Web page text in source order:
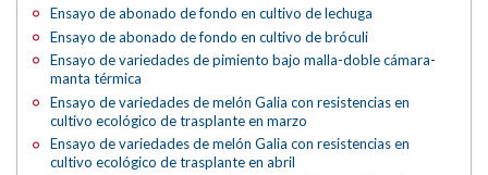
Ensayo de abonado de fondo en cultivo de lechuga
Ensayo de abonado de fondo en cultivo de bróculi
Ensayo de variedades de pimiento bajo malla-doble cámara-
manta térmica
Ensayo de variedades de melón Galia con resistencias en
cultivo ecológico de trasplante en marzo
Ensayo de variedades de melón Galia con resistencias en
cultivo ecológico de trasplante en abril